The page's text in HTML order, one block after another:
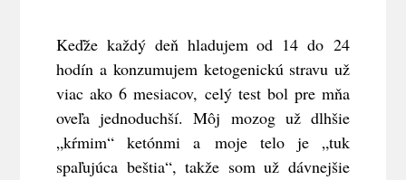
Keďže každý deň hladujem od 14 do 24
hodín a konzumujem ketogenickú stravu už
viac ako 6 mesiacov, celý test bol pre mňa
oveľa jednoduchší. Môj mozog už dlhšie
„kŕmim“ ketónmi a moje telo je „tuk
spaľujúca beštia“, takže som už dávnejšie